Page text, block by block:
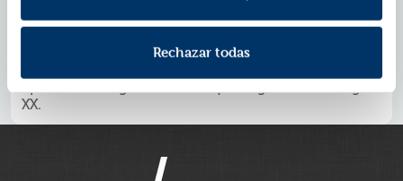
Rechazar todas
inesperada.
De la mano de unos personajes fascinantes y con la
prosa magnética que la caracteriza, Alaitz Leceaga
XX.